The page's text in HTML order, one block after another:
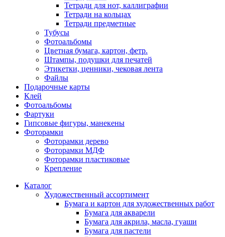
Тетради для нот, каллиграфии
Тетради на кольцах
Тетради предметные
Тубусы
Фотоальбомы
Цветная бумага, картон, фетр.
Штампы, подушки для печатей
Этикетки, ценники, чековая лента
Файлы
Подарочные карты
Клей
Фотоальбомы
Фартуки
Гипсовые фигуры, манекены
Фоторамки
Фоторамки дерево
Фоторамки МДФ
Фоторамки пластиковые
Крепление
Каталог
Художественный ассортимент
Бумага и картон для художественных работ
Бумага для акварели
Бумага для акрила, масла, гуаши
Бумага для пастели